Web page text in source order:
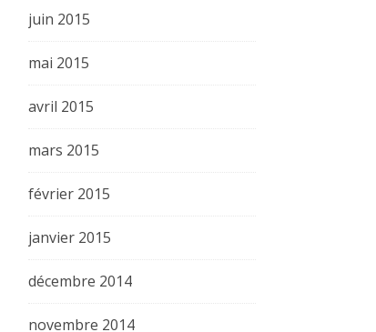
juin 2015
mai 2015
avril 2015
mars 2015
février 2015
janvier 2015
décembre 2014
novembre 2014